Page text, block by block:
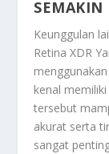
SEMAKIN
Keunggulan
Retina XDR
kenal
tersebut
akurat serta
sangat